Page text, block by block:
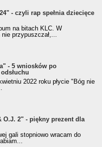
- czyli rap spełnia dziecięce
na bitach KLC. W
przypuszczał,...
- 5 wniosków po
2022 roku płycie "Bóg nie
O.J. 2" - piękny prezent dla
gali stopniowo wracam do